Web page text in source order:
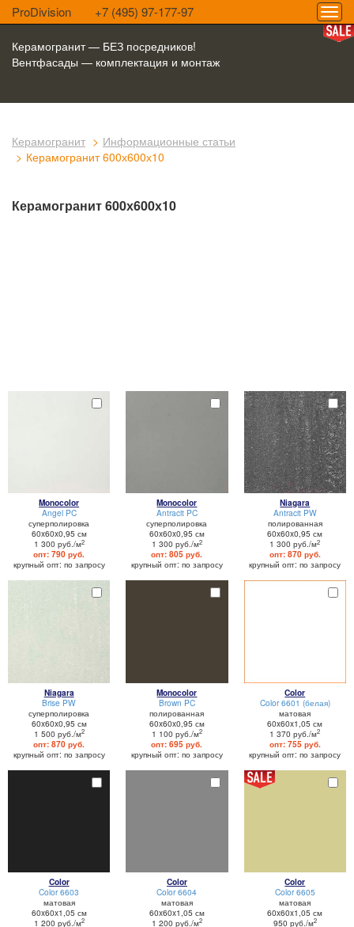
ProDivision +7 (495) 97-177-97
Керамогранит — БЕЗ посредников!
Вентфасады — комплектация и монтаж
Керамогранит
Информационные статьи
Керамогранит 600х600х10
Керамогранит 600х600х10
Monocolor
Angel PC
суперполировка
60x60x0,95 см
1 300 руб./м2
опт: 790 руб.
крупный опт: по запросу
Monocolor
Antracit PC
суперполировка
60x60x0,95 см
1 300 руб./м2
опт: 805 руб.
крупный опт: по запросу
Niagara
Antracit PW
полированная
60x60x0,95 см
1 300 руб./м2
опт: 870 руб.
крупный опт: по запросу
Niagara
Brise PW
суперполировка
60x60x0,95 см
1 500 руб./м2
опт: 870 руб.
крупный опт: по запросу
Monocolor
Brown PC
полированная
60x60x0,95 см
1 100 руб./м2
опт: 695 руб.
крупный опт: по запросу
Color
Color 6601 (белая)
матовая
60x60x1,05 см
1 370 руб./м2
опт: 755 руб.
крупный опт: по запросу
Color
Color 6603
матовая
60x60x1,05 см
1 200 руб./м2
Color
Color 6604
матовая
60x60x1,05 см
1 200 руб./м2
Color
Color 6605
матовая
60x60x1,05 см
950 руб./м2